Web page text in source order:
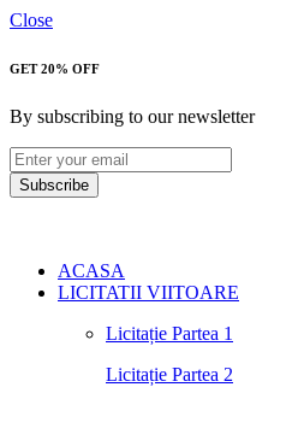
Close
GET 20% OFF
By subscribing to our newsletter
Subscribe
ACASA
LICITATII VIITOARE
Licitație Partea 1
Licitație Partea 2